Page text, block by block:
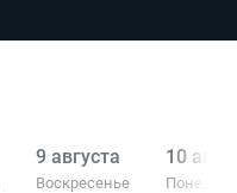
9 августа
Воскресенье
10